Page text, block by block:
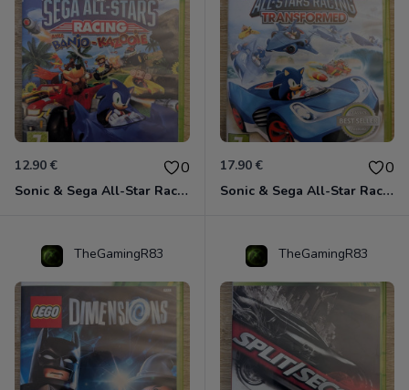
12.90 € 0
Sonic & Sega All-Star Racing avec Banjo-Kazooie Xbox 360
17.90 € 0
Sonic & Sega All-Star Racing - Transformed Xbox 360
TheGamingR83 TheGamingR83